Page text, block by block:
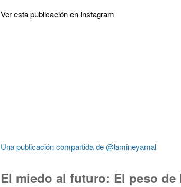
Ver esta publicación en Instagram
Una publicación compartida de @lamineyamal
El miedo al futuro: El peso de